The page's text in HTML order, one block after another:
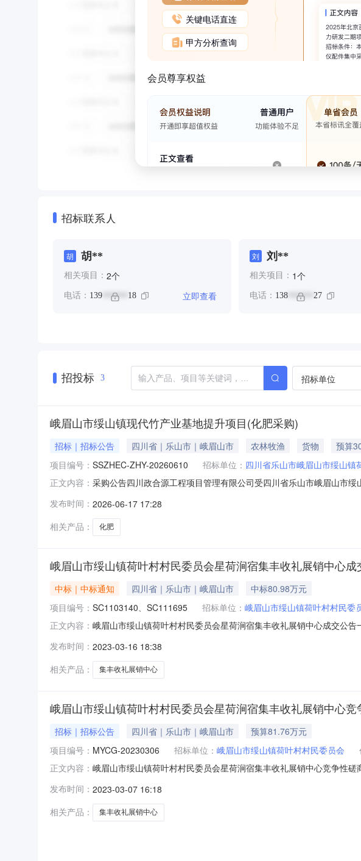
关键电话直连
甲方分析查询
会员尊享权益
招标联系人
胡 胡**
相关项目： 2个
电话： 139 ****** 18 立即查看
刘 刘**
相关项目： 1个
电话： 138****** 27
招投标 3 招标单位
峨眉山市绥山镇现代竹产业基地提升项目(化肥采购)
招标｜招标公告 四川省｜乐山市｜峨眉山市 农林牧渔 货物
预算
项目编号： SSZHEC-ZHY-20260610 招标单位： 四川省乐山市峨眉山市绥山镇
正文内容： 采购公告四川政合源工程项目管理有限公司受四川省乐山市峨眉山市
肥采购）3、采购人：四川省乐山市峨眉山市绥山镇荷叶村村民委员会
服务地点：绥山镇荷叶村2、采
发布时间： 2026-06-17 17:28
相关产品：
化肥
峨眉山市绥山镇荷叶村村民委员会星荷涧宿集丰收礼展销中心成
中标｜中标通知 四川省｜乐山市｜峨眉山市
中标80.98万元
项目编号： SC1103140、SC111695 招标单位： 峨眉山市绥山镇荷叶村村民委
正文内容： 峨眉山市绥山镇荷叶村村民委员会星荷涧宿集丰收礼展销中心成交公
号供应商名称工程名称施工范围施工工期项目经理执业证书1四川方盛
内的所有
发布时间： 2023-03-16 18:38
相关产品：
集丰收礼展销中心
峨眉山市绥山镇荷叶村村民委员会星荷涧宿集丰收礼展销中心竞
招标｜招标公告 四川省｜乐山市｜峨眉山市
预算81.76万元
项目编号： MYCG-20230306 招标单位： 峨眉山市绥山镇荷叶村村民委员会
正文内容： 峨眉山市绥山镇荷叶村村民委员会星荷涧宿集丰收礼展销中心竞争性
万元（人民币）最高限价（如有）：81.7593250万元（人民币）采购
二
发布时间： 2023-03-07 16:18
相关产品：
集丰收礼展销中心